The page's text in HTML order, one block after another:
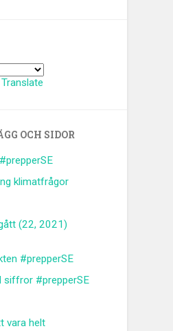
Translate
OCH SIDOR
klimatfrågor
(22, 2021)
#prepperSE
siffror #prepperSE
vara helt